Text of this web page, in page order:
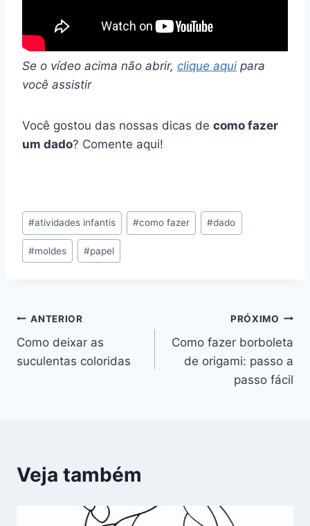
Se o vídeo acima não abrir, clique aqui para
você assistir
Você gostou das nossas dicas de como fazer
um dado? Comente aqui!
Tags
do
Post:
#atividades infantis #como fazer #dado
#moldes #papel
Navegação
de
ANTERIOR
Como deixar as
suculentas coloridas
PRÓXIMO
Como fazer borboleta
de origami: passo a
passo fácil
Veja também